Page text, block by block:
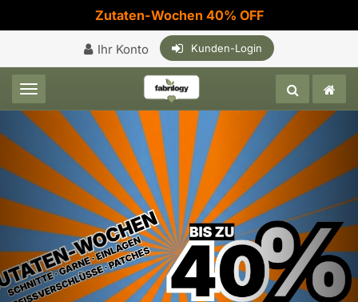
Zutaten-Wochen 40% OFF
Ihr Konto Kunden-Login
Toggle navigation